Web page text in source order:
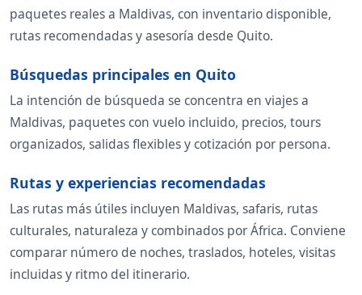
paquetes reales a Maldivas, con inventario disponible,
rutas recomendadas y asesoría desde Quito.
Búsquedas principales en Quito
La intención de búsqueda se concentra en viajes a
Maldivas, paquetes con vuelo incluido, precios, tours
organizados, salidas flexibles y cotización por persona.
Rutas y experiencias recomendadas
Las rutas más útiles incluyen Maldivas, safaris, rutas
culturales, naturaleza y combinados por África. Conviene
comparar número de noches, traslados, hoteles, visitas
incluidas y ritmo del itinerario.